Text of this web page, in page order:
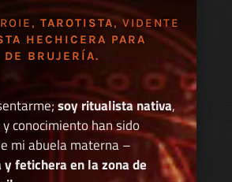
TAROTISTA, VIDENTE
HECHICERA PARA
DE BRUJERÍA.
soy ritualista nativa,
conocimiento han sido
mi abuela materna –
y fetichera en la zona de